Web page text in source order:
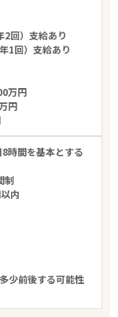
2回）支給あり
1回）支給あり
万円
円
時間を基本とする
制
内
少前後する可能性